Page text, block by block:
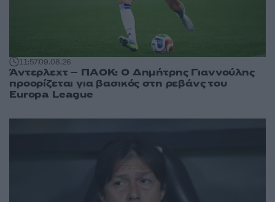
11:5709.08.26
Άντερλεχτ – ΠΑΟΚ: Ο Δημήτρης Γιαννούλης
προορίζεται για βασικός στη ρεβάνς του
Europa League